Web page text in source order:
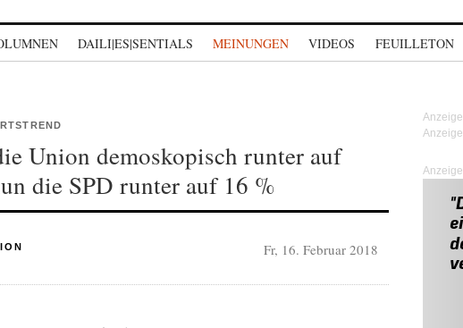
DAILI|ES|SENTIALS MEINUNGEN VIDEOS FEUILLETON
Union demoskopisch runter auf
die SPD runter auf 16 %
Fr, 16. Februar 2018
Anzeige